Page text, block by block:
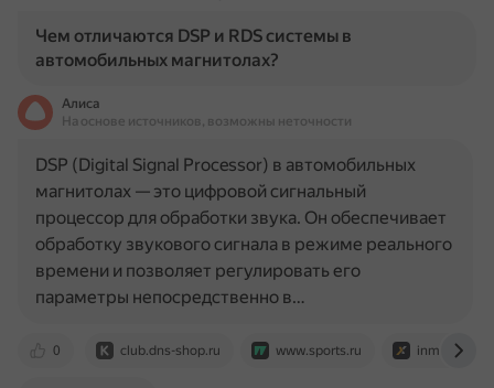
Чем отличаются DSP и RDS системы в
автомобильных магнитолах?
Алиса
На основе источников, возможны неточности
0 club.dns-shop.ru www.sports.ru inmu3.ru
DSP (Digital Signal Processor) в автомобильных
магнитолах — это цифровой сигнальный
процессор для обработки звука. Он обеспечивает
обработку звукового сигнала в режиме реального
времени и позволяет регулировать его
параметры непосредственно в…